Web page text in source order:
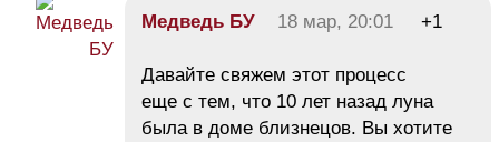
Медведь БУ 18 мар, 20:01 +1
Давайте свяжем этот процесс
еще с тем, что 10 лет назад луна
была в доме близнецов. Вы хотите